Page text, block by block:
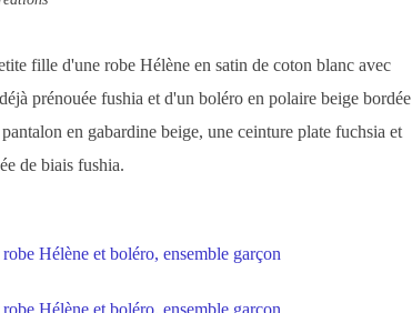
fille d'une robe Hélène en satin de coton blanc avec
prénouée fushia et d'un boléro en polaire beige bordée
en gabardine beige, une ceinture plate fuchsia et
de biais fushia.